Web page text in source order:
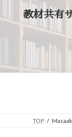
ス
キ
ン
に
教材共有
TOP